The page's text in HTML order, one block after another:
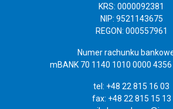
KRS: 0000092381
NIP: 9521143675
REGON: 000557961
Numer rachunku
mBANK 70 1140 1010 0000 4356
tel: +48 22 815 16 03
fax: +48 22 815 15 13